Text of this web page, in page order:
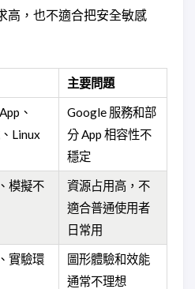
高，也不適合把安全敏感
主要問題
、
Linux
Google 服務和部
分 App 相容性不
穩定
模擬不
資源占用高，不
適合普通使用者
日常用
實驗環
圖形體驗和效能
通常不理想